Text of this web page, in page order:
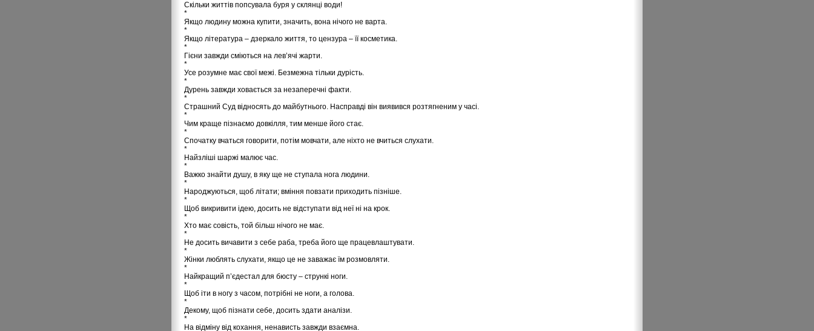
Скільки життів попсувала буря у склянці води!
*
Якщо людину можна купити, значить, вона нічого не варта.
*
Якщо література – дзеркало життя, то цензура – її косметика.
*
Гієни завжди сміються на лев’ячі жарти.
*
Усе розумне має свої межі. Безмежна тільки дурість.
*
Дурень завжди ховається за незаперечні факти.
*
Страшний Суд відносять до майбутнього. Насправді він виявився розтягненим у часі.
*
Чим краще пізнаємо довкілля, тим менше його стає.
*
Спочатку вчаться говорити, потім мовчати, але ніхто не вчиться слухати.
*
Найзліші шаржі малює час.
*
Важко знайти душу, в яку ще не ступала нога людини.
*
Народжуються, щоб літати; вміння повзати приходить пізніше.
*
Щоб викривити ідею, досить не відступати від неї ні на крок.
*
Хто має совість, той більш нічого не має.
*
Не досить вичавити з себе раба, треба його ще працевлаштувати.
*
Жінки люблять слухати, якщо це не заважає їм розмовляти.
*
Найкращий п’єдестал для бюсту – стрункі ноги.
*
Щоб іти в ногу з часом, потрібні не ноги, а голова.
*
Декому, щоб пізнати себе, досить здати аналізи.
*
На відміну від кохання, ненависть завжди взаємна.